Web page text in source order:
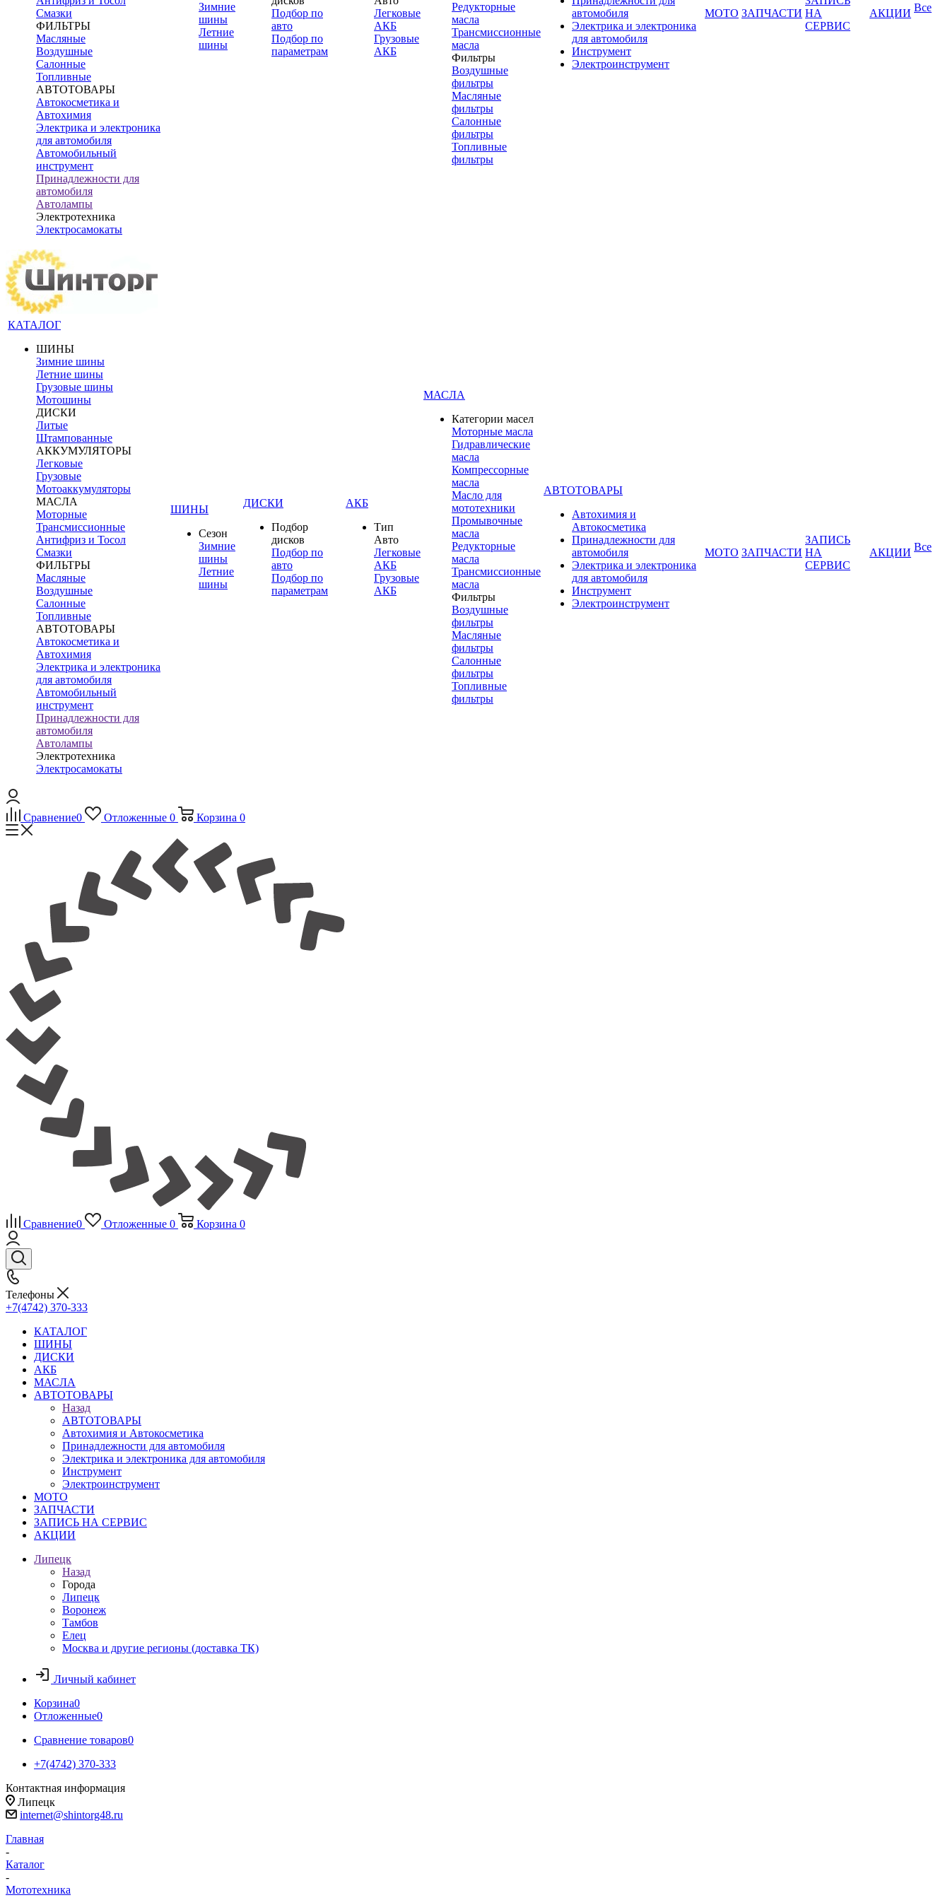
Смазки
ФИЛЬТРЫ
Масляные
Воздушные
Салонные
Топливные
АВТОТОВАРЫ
Автокосметика и
Автохимия
Электрика и электроника
для автомобиля
Автомобильный
инструмент
Принадлежности для
автомобиля
Автолампы
Электротехника
Электросамокаты
Зимние
шины
Летние
шины
Подбор по
авто
Подбор по
параметрам
Легковые
АКБ
Грузовые
АКБ
Редукторные
масла
Трансмиссионные
масла
Фильтры
Воздушные
фильтры
Масляные
фильтры
Салонные
фильтры
Топливные
фильтры
автомобиля
Электрика и электроника
для автомобиля
Инструмент
Электроинструмент
МОТО ЗАПЧАСТИ НА
СЕРВИС
АКЦИИ Все
КАТАЛОГ
ШИНЫ
Зимние шины
Летние шины
Грузовые шины
Мотошины
ДИСКИ
Литые
Штампованные
АККУМУЛЯТОРЫ
Легковые
Грузовые
Мотоаккумуляторы
МАСЛА
Моторные
Трансмиссионные
Антифриз и Тосол
Смазки
ФИЛЬТРЫ
Масляные
Воздушные
Салонные
Топливные
АВТОТОВАРЫ
Автокосметика и
Автохимия
Электрика и электроника
для автомобиля
Автомобильный
инструмент
Принадлежности для
автомобиля
Автолампы
Электротехника
Электросамокаты
ШИНЫ
Сезон
Зимние
шины
Летние
шины
ДИСКИ
Подбор
дисков
Подбор по
авто
Подбор по
параметрам
АКБ
Тип
Авто
Легковые
АКБ
Грузовые
АКБ
МАСЛА
Категории масел
Моторные масла
Гидравлические
масла
Компрессорные
масла
Масло для
мототехники
Промывочные
масла
Редукторные
масла
Трансмиссионные
масла
Фильтры
Воздушные
фильтры
Масляные
фильтры
Салонные
фильтры
Топливные
фильтры
АВТОТОВАРЫ
Автохимия и
Автокосметика
Принадлежности для
автомобиля
Электрика и электроника
для автомобиля
Инструмент
Электроинструмент
МОТО ЗАПЧАСТИ
ЗАПИСЬ
НА
СЕРВИС
АКЦИИ Все
Сравнение0 Отложенные 0 Корзина 0
Сравнение0 Отложенные 0 Корзина 0
Телефоны
+7(4742) 370-333
КАТАЛОГ
ШИНЫ
ДИСКИ
АКБ
МАСЛА
АВТОТОВАРЫ
Назад
АВТОТОВАРЫ
Автохимия и Автокосметика
Принадлежности для автомобиля
Электрика и электроника для автомобиля
Инструмент
Электроинструмент
МОТО
ЗАПЧАСТИ
ЗАПИСЬ НА СЕРВИС
АКЦИИ
Липецк
Назад
Города
Липецк
Воронеж
Тамбов
Елец
Москва и другие регионы (доставка ТК)
Личный кабинет
Корзина0
Отложенные0
Сравнение товаров0
+7(4742) 370-333
Контактная информация
Липецк
internet@shintorg48.ru
Главная
-
Каталог
-
Мототехника